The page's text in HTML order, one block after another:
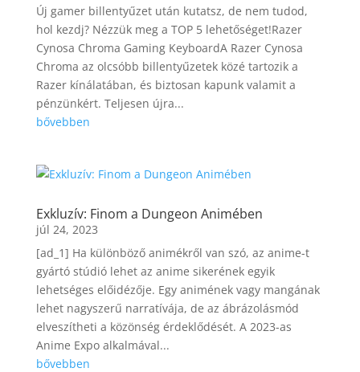
Új gamer billentyűzet után kutatsz, de nem tudod,
hol kezdj? Nézzük meg a TOP 5 lehetőséget!Razer
Cynosa Chroma Gaming KeyboardA Razer Cynosa
Chroma az olcsóbb billentyűzetek közé tartozik a
Razer kínálatában, és biztosan kapunk valamit a
pénzünkért. Teljesen újra...
bővebben
Exkluzív: Finom a Dungeon Animében
júl 24, 2023
[ad_1] Ha különböző animékről van szó, az anime-t
gyártó stúdió lehet az anime sikerének egyik
lehetséges előidézője. Egy animének vagy mangának
lehet nagyszerű narratívája, de az ábrázolásmód
elveszítheti a közönség érdeklődését. A 2023-as
Anime Expo alkalmával...
bővebben